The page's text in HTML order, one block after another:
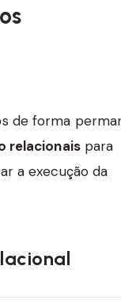
de forma
relacionaispara
a execução da